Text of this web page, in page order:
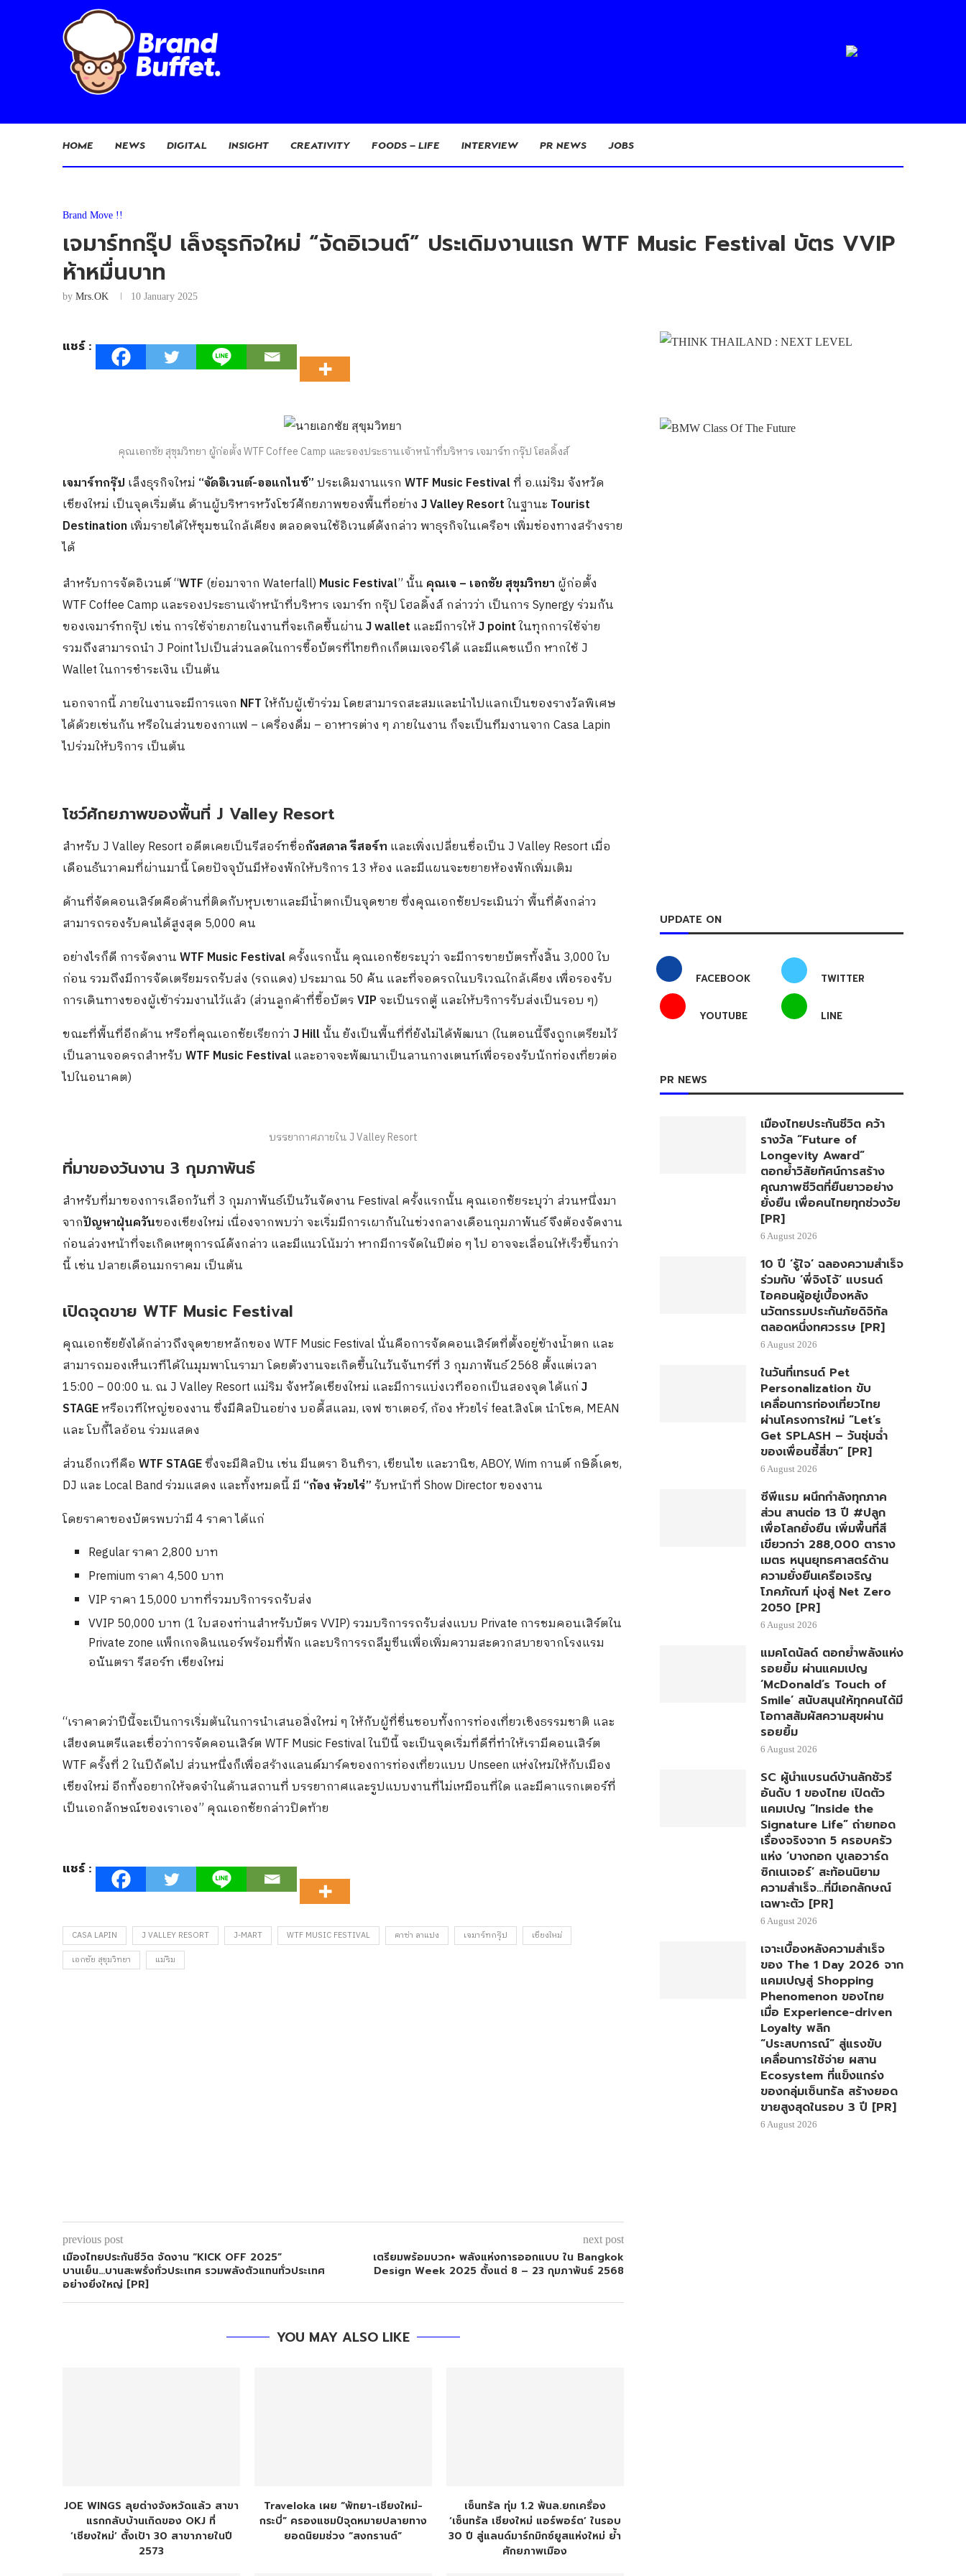
HOME NEWS DIGITAL INSIGHT CREATIVITY FOODS – LIFE INTERVIEW PR NEWS JOBS
Brand Move !!
เจมาร์ทกรุ๊ป เล็งธุรกิจใหม่ “จัดอิเวนต์” ประเดิมงานแรก WTF Music Festival บัตร VVIP
ห้าหมื่นบาท
by Mrs.OK 10 January 2025
แชร์ :
คุณเอกชัย สุขุมวิทยา ผู้ก่อตั้ง WTF Coffee Camp และรองประธานเจ้าหน้าที่บริหาร เจมาร์ท กรุ๊ป โฮลดิ้งส์
เจมาร์ทกรุ๊ป เล็งธุรกิจใหม่ “จัดอิเวนต์-ออแกไนซ์”ประเดิมงานแรก WTF Music Festivalที่ อ.แม่ริม จังหวัด
เชียงใหม่ เป็นจุดเริ่มต้น ด้านผู้บริหารหวังโชว์ศักยภาพของพื้นที่อย่าง J Valley Resortในฐานะ Tourist
Destinationเพิ่มรายได้ให้ชุมชนใกล้เคียง ตลอดจนใช้อิเวนต์ดังกล่าว พาธุรกิจในเครือฯ เพิ่มช่องทางสร้างราย
ได้
สำหรับการจัดอิเวนต์ “WTF (ย่อมาจาก Waterfall) Music Festival” นั้น คุณเจ – เอกชัย สุขุมวิทยา ผู้ก่อตั้ง
WTF Coffee Camp และรองประธานเจ้าหน้าที่บริหาร เจมาร์ท กรุ๊ป โฮลดิ้งส์ กล่าวว่า เป็นการ Synergy ร่วมกัน
ของเจมาร์ทกรุ๊ป เช่น การใช้จ่ายภายในงานที่จะเกิดขึ้นผ่านJ wallet และมีการให้J pointในทุกการใช้จ่าย
รวมถึงสามารถนำ J Point ไปเป็นส่วนลดในการซื้อบัตรที่ไทยทิกเก็ตเมเจอร์ได้ และมีแคชแบ็ก หากใช้ J
Wallet ในการชำระเงิน เป็นต้น
นอกจากนี้ ภายในงานจะมีการแจก NFTให้กับผู้เข้าร่วม โดยสามารถสะสมและนำไปแลกเป็นของรางวัลพิเศษ
ได้ด้วยเช่นกัน หรือในส่วนของกาแฟ – เครื่องดื่ม – อาหารต่าง ๆ ภายในงาน ก็จะเป็นทีมงานจาก Casa Lapin
ไปร่วมให้บริการ เป็นต้น
โชว์ศักยภาพของพื้นที่ J Valley Resort
สำหรับ J Valley Resort อดีตเคยเป็นรีสอร์ทชื่อกังสดาล รีสอร์ท และเพิ่งเปลี่ยนชื่อเป็น J Valley Resort เมื่อ
เดือนธันวาคมที่ผ่านมานี้ โดยปัจจุบันมีห้องพักให้บริการ 13 ห้อง และมีแผนจะขยายห้องพักเพิ่มเติม
ด้านที่จัดคอนเสิร์ตคือด้านที่ติดกับหุบเขาและมีน้ำตกเป็นจุดขาย ซึ่งคุณเอกชัยประเมินว่า พื้นที่ดังกล่าว
สามารถรองรับคนได้สูงสุด 5,000 คน
อย่างไรก็ดี การจัดงานWTF Music Festivalครั้งแรกนั้น คุณเอกชัยระบุว่า จะมีการขายบัตรทั้งสิ้น 3,000 ใบ
ก่อน รวมถึงมีการจัดเตรียมรถรับส่ง (รถแดง) ประมาณ 50 คัน และที่จอดรถในบริเวณใกล้เคียง เพื่อรองรับ
การเดินทางของผู้เข้าร่วมงานไว้แล้ว (ส่วนลูกค้าที่ซื้อบัตรVIPจะเป็นรถตู้ และให้บริการรับส่งเป็นรอบ ๆ)
ขณะที่พื้นที่อีกด้าน หรือที่คุณเอกชัยเรียกว่า J Hillนั้น ยังเป็นพื้นที่ที่ยังไม่ได้พัฒนา (ในตอนนี้จึงถูกเตรียมไว้
เป็นลานจอดรถสำหรับ WTF Music Festivalและอาจจะพัฒนาเป็นลานกางเตนท์เพื่อรองรับนักท่องเที่ยวต่อ
ไปในอนาคต)
บรรยากาศภายใน J Valley Resort
ที่มาของวันงาน 3 กุมภาพันธ์
สำหรับที่มาของการเลือกวันที่ 3 กุมภาพันธ์เป็นวันจัดงาน Festival ครั้งแรกนั้น คุณเอกชัยระบุว่า ส่วนหนึ่งมา
จากปัญหาฝุ่นควันของเชียงใหม่ เนื่องจากพบว่า จะเริ่มมีการเผากันในช่วงกลางเดือนกุมภาพันธ์ จึงต้องจัดงาน
ก่อนล่วงหน้าที่จะเกิดเหตุการณ์ดังกล่าว และมีแนวโน้มว่า หากมีการจัดในปีต่อ ๆ ไป อาจจะเลื่อนให้เร็วขึ้นกว่า
นี้ เช่น ปลายเดือนมกราคม เป็นต้น
เปิดจุดขาย WTF Music Festival
คุณเอกชัยยังได้กล่าวถึงจุดขายหลักของ WTF Music Festival นั่นคือการจัดคอนเสิร์ตที่ตั้งอยู่ข้างน้ำตก และ
สามารถมองเห็นเวทีได้ในมุมพาโนรามา โดยตัวงานจะเกิดขึ้นในวันจันทร์ที่ 3 กุมภาพันธ์ 2568 ตั้งแต่เวลา
15:00 – 00:00 น. ณ J Valley Resort แม่ริม จังหวัดเชียงใหม่ และมีการแบ่งเวทีออกเป็นสองจุด ได้แก่J
STAGEหรือเวทีใหญ่ของงาน ซึ่งมีศิลปินอย่าง บอดี้สแลม, เจฟ ซาเตอร์, ก้อง ห้วยไร่ feat.สิงโต นำโชค, MEAN
และ โบกี้ไลอ้อน ร่วมแสดง
ส่วนอีกเวทีคือ WTF STAGEซึ่งจะมีศิลปิน เช่น มีนตรา อินทิรา, เขียนไข และวานิช, ABOY, Wim กานต์ กษิดิ์เดช,
DJ และ Local Band ร่วมแสดง และทั้งหมดนี้ มี “ก้อง ห้วยไร่”รับหน้าที่ Show Director ของงาน
โดยราคาของบัตรพบว่ามี 4 ราคา ได้แก่
Regular ราคา 2,800 บาท
Premium ราคา 4,500 บาท
VIP ราคา 15,000 บาทที่รวมบริการรถรับส่ง
VVIP 50,000 บาท (1 ใบสองท่านสำหรับบัตร VVIP) รวมบริการรถรับส่งแบบ Private การชมคอนเสิร์ตใน
Private zone แพ็กเกจดินเนอร์พร้อมที่พัก และบริการรถลีมูซีนเพื่อเพิ่มความสะดวกสบายจากโรงแรม
อนันตรา รีสอร์ท เชียงใหม่
“เราคาดว่าปีนี้จะเป็นการเริ่มต้นในการนำเสนอสิ่งใหม่ ๆ ให้กับผู้ที่ชื่นชอบทั้งการท่องเที่ยวเชิงธรรมชาติ และ
เสียงดนตรีและเชื่อว่าการจัดคอนเสิร์ต WTF Music Festival ในปีนี้ จะเป็นจุดเริ่มที่ดีที่ทำให้เรามีคอนเสิร์ต
WTF ครั้งที่ 2 ในปีถัดไป ส่วนหนึ่งก็เพื่อสร้างแลนด์มาร์คของการท่องเที่ยวแบบ Unseen แห่งใหม่ให้กับเมือง
เชียงใหม่ อีกทั้งอยากให้จดจำในด้านสถานที่ บรรยากาศและรูปแบบงานที่ไม่เหมือนที่ใด และมีคาแรกเตอร์ที่
เป็นเอกลักษณ์ของเราเอง” คุณเอกชัยกล่าวปิดท้าย
แชร์ :
CASA LAPIN J VALLEY RESORT J-MART WTF MUSIC FESTIVAL คาซ่า ลาแปง เจมาร์ทกรุ๊ป
เชียงใหม่
เอกชัย สุขุมวิทยา
แม่ริม
previous post
เมืองไทยประกันชีวิต จัดงาน “KICK OFF 2025”
บานเย็น…บานสะพรั่งทั่วประเทศ รวมพลังตัวแทนทั่วประเทศ
อย่างยิ่งใหญ่ [PR]
next post
เตรียมพร้อมบวก+ พลังแห่งการออกแบบ ใน Bangkok
Design Week 2025 ตั้งแต่ 8 – 23 กุมภาพันธ์ 2568
YOU MAY ALSO LIKE
JOE WINGS ลุยต่างจังหวัดแล้ว สาขา
แรกกลับบ้านเกิดของ OKJ ที่
‘เชียงใหม่’ ตั้งเป้า 30 สาขาภายในปี
2573
Traveloka เผย “พัทยา-เชียงใหม่-
กระบี่” ครองแชมป์จุดหมายปลายทาง
ยอดนิยมช่วง “สงกรานต์”
เซ็นทรัล ทุ่ม 1.2 พันล.ยกเครื่อง
‘เซ็นทรัล เชียงใหม่ แอร์พอร์ต’ ในรอบ
30 ปี สู่แลนด์มาร์กมิกซ์ยูสแห่งใหม่ ย้ำ
ศักยภาพเมือง
UPDATE ON
FACEBOOK TWITTER
YOUTUBE LINE
PR NEWS
เมืองไทยประกันชีวิต คว้า
รางวัล “Future of
Longevity Award”
ตอกย้ำวิสัยทัศน์การสร้าง
คุณภาพชีวิตที่ยืนยาวอย่าง
ยั่งยืน เพื่อคนไทยทุกช่วงวัย
[PR]
6 August 2026
10 ปี ‘รู้ใจ’ ฉลองความสำเร็จ
ร่วมกับ ‘พี่จิงโจ้’ แบรนด์
ไอคอนผู้อยู่เบื้องหลัง
นวัตกรรมประกันภัยดิจิทัล
ตลอดหนึ่งทศวรรษ [PR]
6 August 2026
ในวันที่เทรนด์ Pet
Personalization ขับ
เคลื่อนการท่องเที่ยวไทย
ผ่านโครงการใหม่ “Let’s
Get SPLASH – วันชุ่มฉ่ำ
ของเพื่อนซี้สี่ขา” [PR]
6 August 2026
ซีพีแรม ผนึกกำลังทุกภาค
ส่วน สานต่อ 13 ปี #ปลูก
เพื่อโลกยั่งยืน เพิ่มพื้นที่สี
เขียวกว่า 288,000 ตาราง
เมตร หนุนยุทธศาสตร์ด้าน
ความยั่งยืนเครือเจริญ
โภคภัณฑ์ มุ่งสู่ Net Zero
2050 [PR]
6 August 2026
แมคโดนัลด์ ตอกย้ำพลังแห่ง
รอยยิ้ม ผ่านแคมเปญ
‘McDonald’s Touch of
Smile’ สนับสนุนให้ทุกคนได้มี
โอกาสสัมผัสความสุขผ่าน
รอยยิ้ม
6 August 2026
SC ผู้นำแบรนด์บ้านลักชัวรี
อันดับ 1 ของไทย เปิดตัว
แคมเปญ “Inside the
Signature Life” ถ่ายทอด
เรื่องจริงจาก 5 ครอบครัว
แห่ง ‘บางกอก บูเลอวาร์ด
ซิกเนเจอร์’ สะท้อนนิยาม
ความสำเร็จ…ที่มีเอกลักษณ์
เฉพาะตัว [PR]
6 August 2026
เจาะเบื้องหลังความสำเร็จ
ของ The 1 Day 2026 จาก
แคมเปญสู่ Shopping
Phenomenon ของไทย
เมื่อ Experience-driven
Loyalty พลิก
“ประสบการณ์” สู่แรงขับ
เคลื่อนการใช้จ่าย ผสาน
Ecosystem ที่แข็งแกร่ง
ของกลุ่มเซ็นทรัล สร้างยอด
ขายสูงสุดในรอบ 3 ปี [PR]
6 August 2026